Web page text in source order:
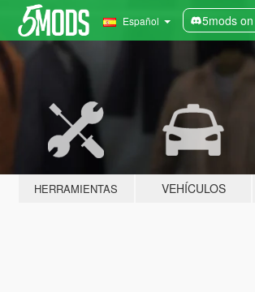
Español 5mods
HERRAMIENTAS VEHÍCULOS